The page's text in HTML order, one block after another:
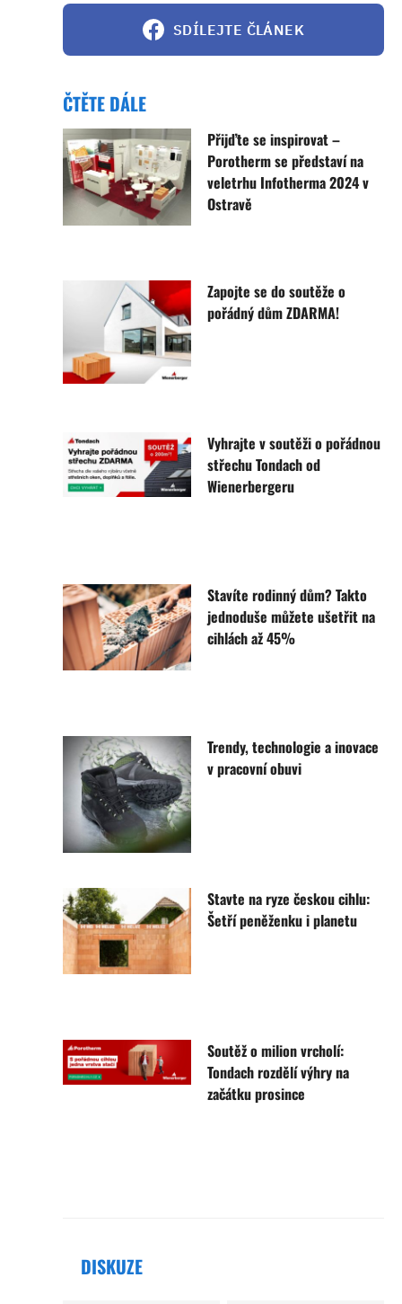
SDÍLEJTE ČLÁNEK
ČTĚTE DÁLE
Přijďte se inspirovat –
Porotherm se představí na
veletrhu Infotherma 2024 v
Ostravě
Zapojte se do soutěže o
pořádný dům ZDARMA!
Vyhrajte v soutěži o pořádnou
střechu Tondach od
Wienerbergeru
Stavíte rodinný dům? Takto
jednoduše můžete ušetřit na
cihlách až 45%
Trendy, technologie a inovace
v pracovní obuvi
Stavte na ryze českou cihlu:
Šetří peněženku i planetu
Soutěž o milion vrcholí:
Tondach rozdělí výhry na
začátku prosince
DISKUZE